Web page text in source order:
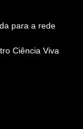
para a rede
Ciência Viva